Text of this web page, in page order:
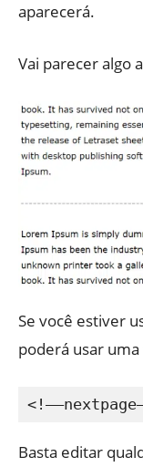
aparecerá.
Vai parecer algo
Se você estiver
poderá usar
Basta editar